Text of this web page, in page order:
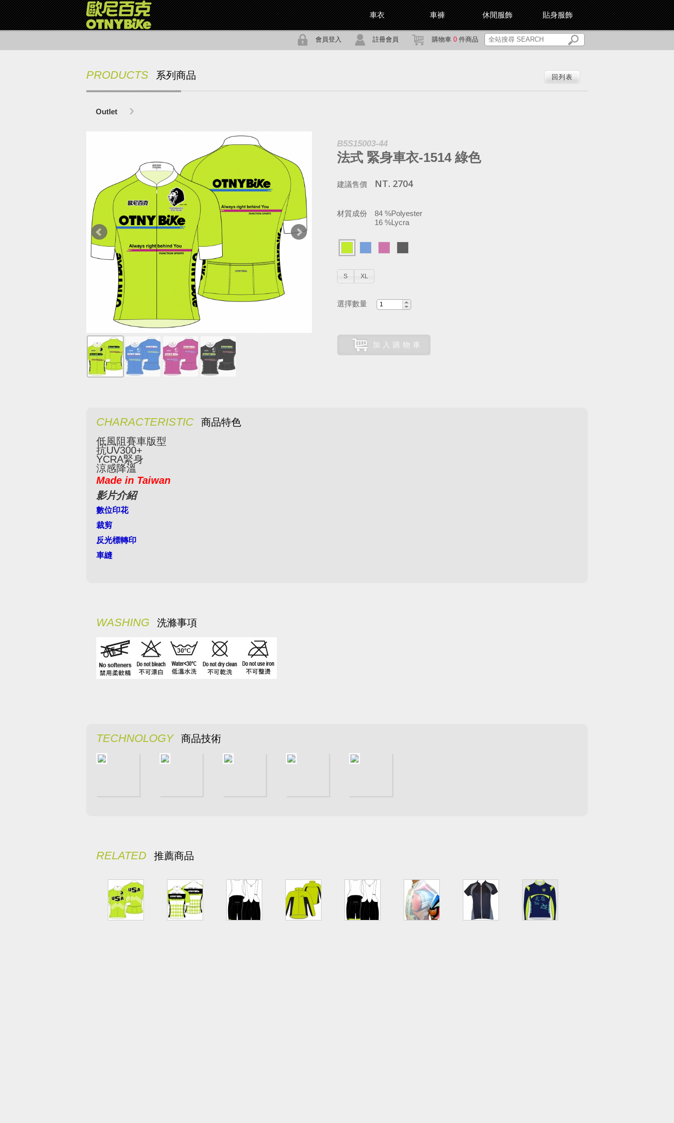
PRODUCTS 系列商品 回列表
Outlet
B5S15003-44
法式 緊身車衣-1514 綠色
建議售價 NT. 2704
材質成份
84 %Polyester
16 %Lycra
S XL
選擇數量
加入購物車
CHARACTERISTIC
商品特色
低風阻賽車版型
抗UV300+
YCRA緊身
涼感降溫
Made in Taiwan
影片介紹
數位印花
裁剪
反光標轉印
車縫
WASHING 洗滌事項
TECHNOLOGY 商品技術
RELATED 推薦商品
貼身服飾
休閒服飾
車褲
車衣
購物車 0 件商品
註冊會員
會員登入